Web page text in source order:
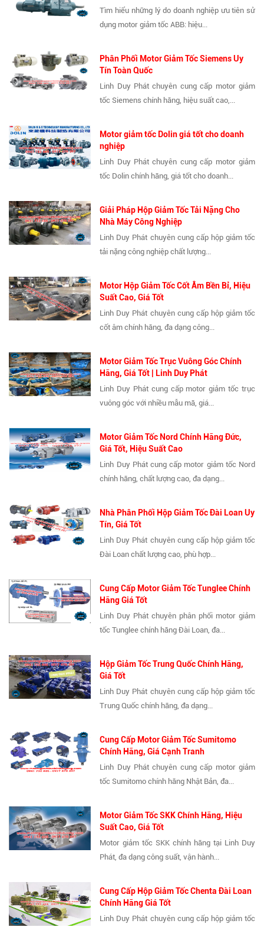
Tìm hiểu những lý do doanh nghiệp ưu tiên sử
dụng motor giảm tốc ABB: hiệu...
Phân Phối Motor Giảm Tốc Siemens Uy
Tín Toàn Quốc
Linh Duy Phát chuyên cung cấp motor giảm
tốc Siemens chính hãng, hiệu suất cao,...
Motor giảm tốc Dolin giá tốt cho doanh
nghiệp
Linh Duy Phát chuyên cung cấp motor giảm
tốc Dolin chính hãng, giá tốt cho doanh...
Giải Pháp Hộp Giảm Tốc Tải Nặng Cho
Nhà Máy Công Nghiệp
Linh Duy Phát chuyên cung cấp hộp giảm tốc
tải nặng công nghiệp chất lượng...
Motor Hộp Giảm Tốc Cốt Âm Bền Bỉ, Hiệu
Suất Cao, Giá Tốt
Linh Duy Phát chuyên cung cấp hộp giảm tốc
cốt âm chính hãng, đa dạng công...
Motor Giảm Tốc Trục Vuông Góc Chính
Hãng, Giá Tốt | Linh Duy Phát
Linh Duy Phát cung cấp motor giảm tốc trục
vuông góc với nhiều mẫu mã, giá...
Motor Giảm Tốc Nord Chính Hãng Đức,
Giá Tốt, Hiệu Suất Cao
Linh Duy Phát cung cấp motor giảm tốc Nord
chính hãng, chất lượng cao, đa dạng...
Nhà Phân Phối Hộp Giảm Tốc Đài Loan Uy
Tín, Giá Tốt
Linh Duy Phát chuyên cung cấp hộp giảm tốc
Đài Loan chất lượng cao, phù hợp...
Cung Cấp Motor Giảm Tốc Tunglee Chính
Hãng Giá Tốt
Linh Duy Phát chuyên phân phối motor giảm
tốc Tunglee chính hãng Đài Loan, đa...
Hộp Giảm Tốc Trung Quốc Chính Hãng,
Giá Tốt
Linh Duy Phát chuyên cung cấp hộp giảm tốc
Trung Quốc chính hãng, đa dạng...
Cung Cấp Motor Giảm Tốc Sumitomo
Chính Hãng, Giá Cạnh Tranh
Linh Duy Phát chuyên cung cấp motor giảm
tốc Sumitomo chính hãng Nhật Bản, đa...
Motor Giảm Tốc SKK Chính Hãng, Hiệu
Suất Cao, Giá Tốt
Motor giảm tốc SKK chính hãng tại Linh Duy
Phát, đa dạng công suất, vận hành...
Cung Cấp Hộp Giảm Tốc Chenta Đài Loan
Chính Hãng Giá Tốt
Linh Duy Phát chuyên cung cấp hộp giảm tốc